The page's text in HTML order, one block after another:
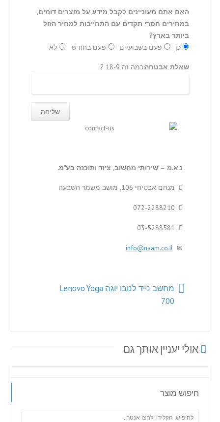
האם אתם מעוניינים לקבל מידע על מוצרים דומים,
במחירים חסרי תקדים עם התחייבות למחיר הזול
ביותר בארץ?
כן
פעם בשבועיים פעם בחודש לא
שאלת אבטחה:כמה זה 18-9 ?
נ.א.מ – שירותי מחשוב, ציוד ותוכנה בע"מ.
מנחם אבטיחי 106, מושב משמר השבעה
072-2288210
03-5288581
info@naam.co.il
מחשב נייד לנובו יוגה Lenovo Yoga
700
אולי יעניין אותך גם
חיפוש מוצר